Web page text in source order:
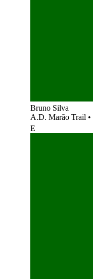
Bruno Silva
A.D. Marão Trail •
E